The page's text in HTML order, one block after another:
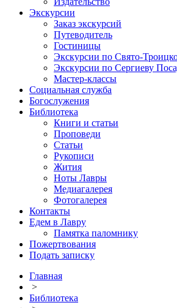
Экскурсии
Заказ экскурсий
Путеводитель
Гостиницы
Экскурсии по Свято-
Экскурсии по Сергиеву
Мастер-классы
Социальная служба
Богослужения
Библиотека
Книги и статьи
Проповеди
Статьи
Рукописи
Жития
Ноты Лавры
Медиагалерея
Фотогалерея
Контакты
Едем в Лавру
Памятка паломнику
Пожертвования
Подать записку
Главная
>
Библиотека